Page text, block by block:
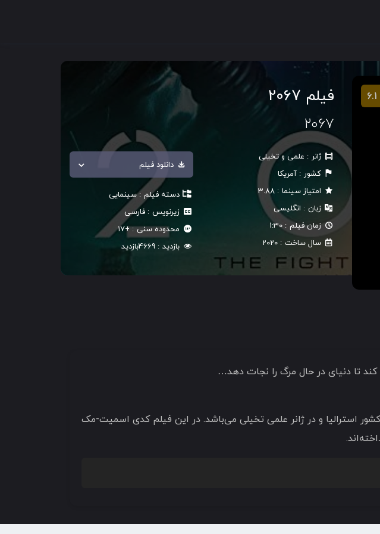
6.1 فیلم 2067
2067
ژانر
علمی و تخیلی
کشور
آمریکا
امتیاز سینما
3.88
زبان
انگلیسی
زمان فیلم
1:30
سال ساخت
2020
دانلود فیلم
دسته فیلم
سینمایی
زیرنویس
فارسی
محدوده سنی
+17
بازدید
4669بازدید
شده است. این فیلم محصول کشور استرالیا و در ژانر علمی تخیلی می‌باشد. در این فیلم کدی اسمیت-مک